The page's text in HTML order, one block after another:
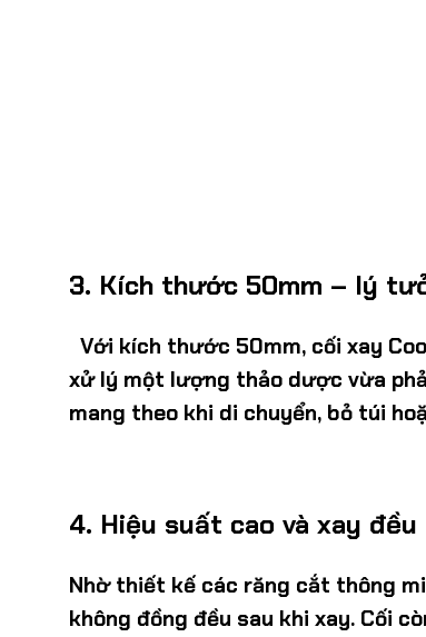
3. Kích thước 50mm – lý
Với kích thước 50mm, cối xay
xử lý một lượng thảo dược vừa
mang theo khi di chuyển, bỏ túi
4. Hiệu suất cao và xay đều
Nhờ thiết kế các răng cắt thông
không đồng đều sau khi xay. Cối